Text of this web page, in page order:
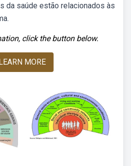
da saúde estão relacionados às
click the button below.
MORE